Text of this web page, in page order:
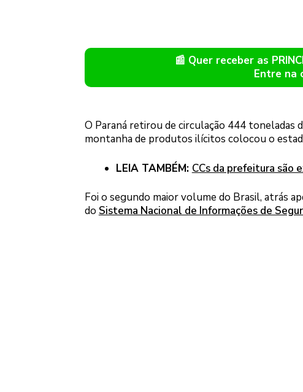
📰 Quer receber as
Entre na
O Paraná retirou de circulação 444
montanha de produtos ilícitos colocou o
LEIA TAMBÉM: CCs da prefeitura são
Foi o segundo maior volume do Brasil, atrás
do Sistema Nacional de Informações de